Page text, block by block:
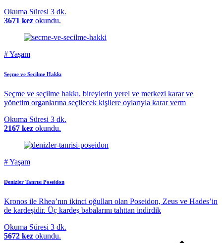
Okuma Süresi 3 dk.
3671 kez okundu.
#Yaşam
Seçme ve Seçilme Hakkı
Seçme ve seçilme hakkı, bireylerin yerel ve merkezi karar ve
yönetim organlarına seçilecek kişilere oylarıyla karar verm
Okuma Süresi 3 dk.
2167 kez okundu.
#Yaşam
Denizler Tanrısı Poseidon
Kronos ile Rhea’nın ikinci oğulları olan Poseidon, Zeus ve Hades’in
de kardeşidir. Üç kardeş babalarını tahttan indirdik
Okuma Süresi 3 dk.
5672 kez okundu.